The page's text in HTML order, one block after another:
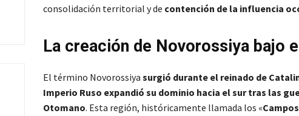
consolidación territorial y de contención de la influencia
La creación de Novorossiya bajo
El término Novorossiya surgió durante el reinado de
Imperio Ruso expandió su dominio hacia el sur tras las
Otomano. Esta región, históricamente llamada los «